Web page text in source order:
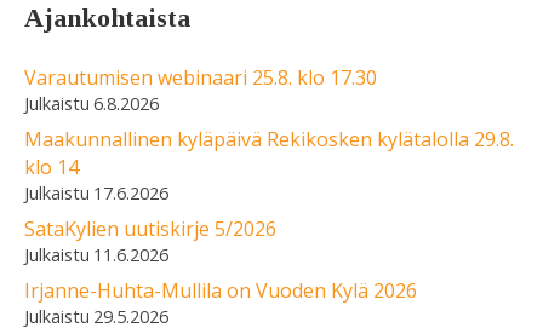
Ajankohtaista
Varautumisen webinaari 25.8. klo 17.30
6.8.2026
Maakunnallinen kyläpäivä Rekikosken kylätalolla 29.8.
klo 14
17.6.2026
SataKylien uutiskirje 5/2026
11.6.2026
Irjanne-Huhta-Mullila on Vuoden Kylä 2026
29.5.2026